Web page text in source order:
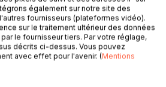
doit subvenir aux besoins des
de "maîtresse de maison"
Elle signe les documents
les lire et, à sa stupéfaction,
après son arrivée à Uam-Var
mariée à Edward Duncan, un des
également sur notre site des
fournisseurs (plateformes vidéo).
sur le traitement ultérieur des données
le fournisseur tiers. Par votre réglage,
décrits ci-dessus. Vous pouvez
avec effet pour l'avenir. (Mentions